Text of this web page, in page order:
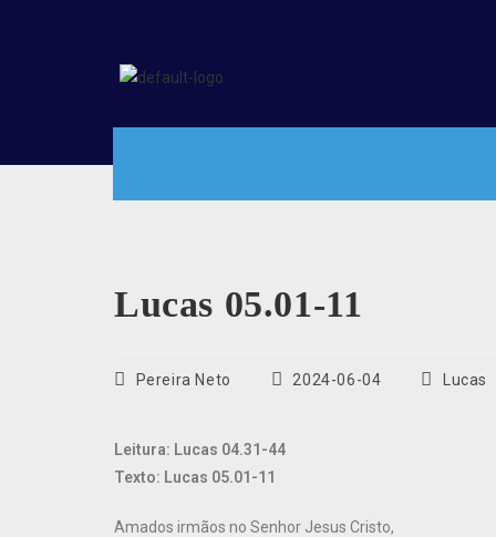
Lucas 05.01-11
Pereira Neto 2024-06-04 Lucas
Leitura: Lucas 04.31-44
Texto: Lucas 05.01-11
Amados irmãos no Senhor Jesus Cristo,